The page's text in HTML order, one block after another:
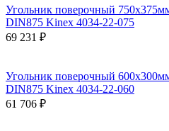
Угольник поверочный
DIN875 Kinex 4034-22-075
69 231 ₽
Угольник поверочный
DIN875 Kinex 4034-22-060
61 706 ₽